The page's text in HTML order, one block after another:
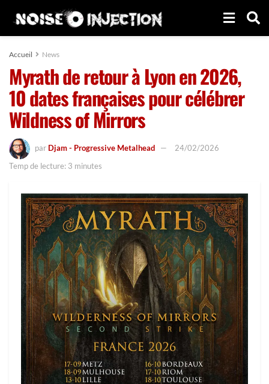
Accueil News
Myrath de retour à Lyon en 2026,
10 dates françaises pour célébrer
Wildness of Mirrors
par Djam - Progressive Metalhead
24/02/2026
Temp de lecture: 3 minutes